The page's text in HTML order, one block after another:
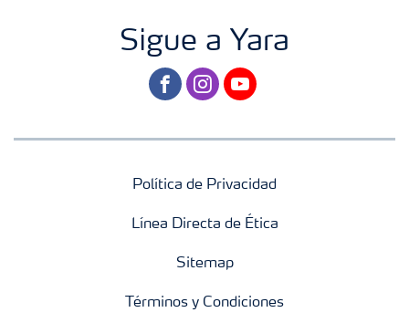
Sigue a Yara
facebookinstagram
youtube
Política de Privacidad
Línea Directa de Ética
Sitemap
Términos y Condiciones